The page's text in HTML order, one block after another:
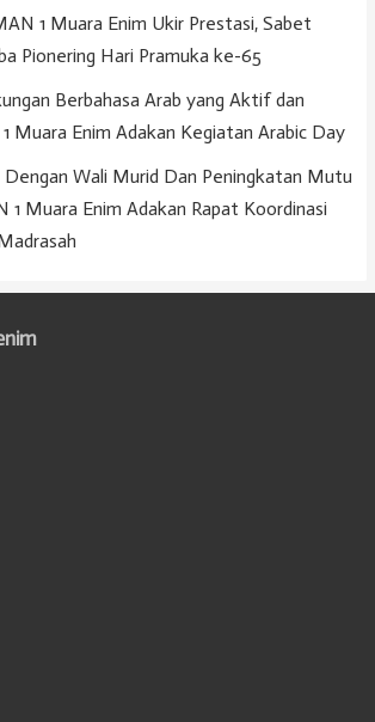
1 Muara Enim Ukir Prestasi, Sabet
Pionering Hari Pramuka ke-65
Berbahasa Arab yang Aktif dan
Muara Enim Adakan Kegiatan Arabic Day
Dengan Wali Murid Dan Peningkatan Mutu
1 Muara Enim Adakan Rapat Koordinasi